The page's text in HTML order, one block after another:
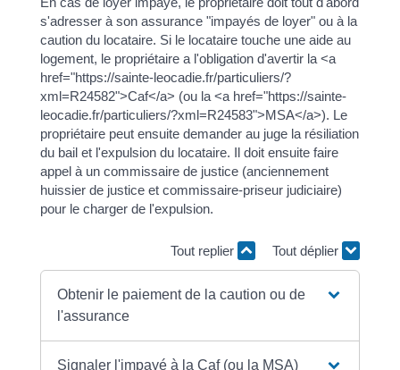
s'adresser à son assurance "impayés de loyer" ou à la
caution du locataire. Si le locataire touche une aide au
logement, le propriétaire a l'obligation d'avertir la <a
href="https://sainte-leocadie.fr/particuliers/?
xml=R24582">Caf</a> (ou la <a href="https://sainte-
leocadie.fr/particuliers/?xml=R24583">MSA</a>). Le
propriétaire peut ensuite demander au juge la résiliation
du bail et l'expulsion du locataire. Il doit ensuite faire
appel à un commissaire de justice (anciennement
huissier de justice et commissaire-priseur judiciaire)
pour le charger de l'expulsion.
Tout replier Tout déplier
Obtenir le paiement de la caution ou de
l'assurance
Signaler l'impayé à la Caf (ou la MSA)